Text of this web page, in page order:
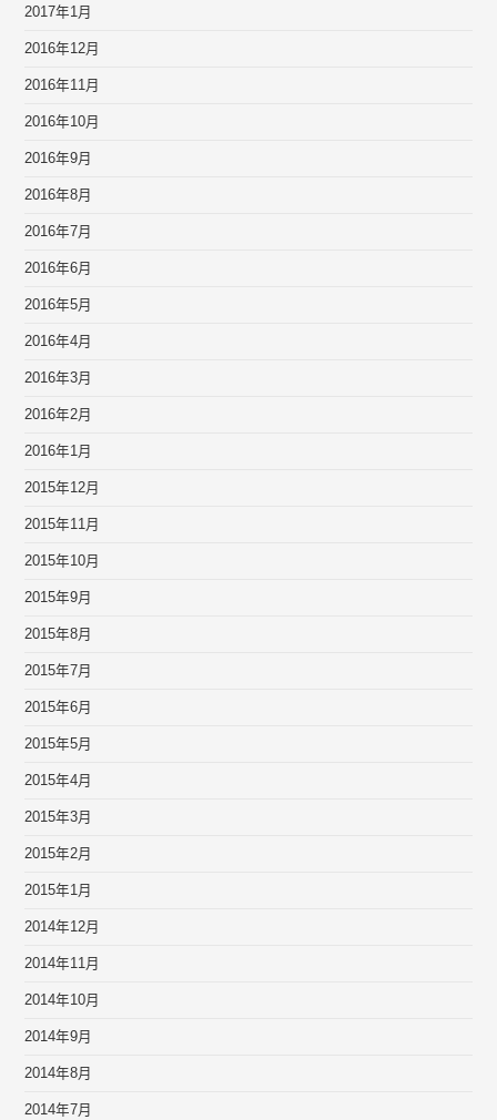
2017年1月
2016年12月
2016年11月
2016年10月
2016年9月
2016年8月
2016年7月
2016年6月
2016年5月
2016年4月
2016年3月
2016年2月
2016年1月
2015年12月
2015年11月
2015年10月
2015年9月
2015年8月
2015年7月
2015年6月
2015年5月
2015年4月
2015年3月
2015年2月
2015年1月
2014年12月
2014年11月
2014年10月
2014年9月
2014年8月
2014年7月